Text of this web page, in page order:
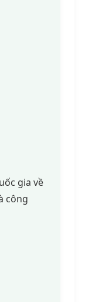
gia về
công